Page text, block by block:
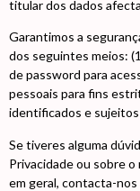
titular dos dados
Garantimos a
dos seguintes meios:
de password para
pessoais para fins
identificados e
Se tiveres alguma
Privacidade ou sobre
em geral, contacta-